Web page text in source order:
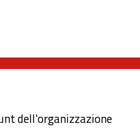
dell'organizzazione